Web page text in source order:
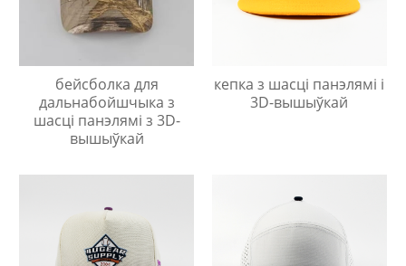
бейсболка для
дальнабойшчыка з
шасці панэлямі з 3D-
вышыўкай
кепка з шасці панэлямі і
3D-вышыўкай